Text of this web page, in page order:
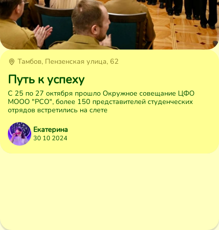
Тамбов, Пензенская улица, 62
Путь к успеху
С 25 по 27 октября прошло Окружное совещание ЦФО
МООО "РСО", более 150 представителей студенческих
отрядов встретились на слете
Екатерина
30 10 2024